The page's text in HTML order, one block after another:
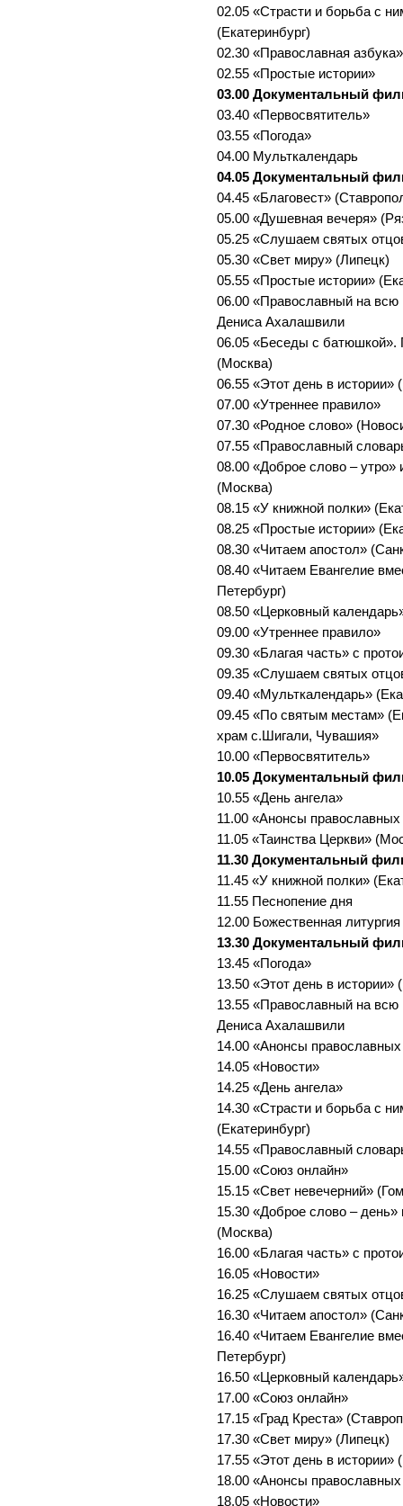
02.05 «Страсти и борьба с
(Екатеринбург)
02.30 «Православная
02.55 «Простые истории»
03.00 Документальный
03.40 «Первосвятитель»
03.55 «Погода»
04.00 Мульткалендарь
04.05 Документальный
04.45 «Благовест»
05.00 «Душевная вечеря»
05.25 «Слушаем святых
05.30 «Свет миру» (Липецк)
05.55 «Простые истории»
06.00 «Православный на всю
Дениса Ахалашвили
06.05 «Беседы с батюшкой».
(Москва)
06.55 «Этот день в истории»
07.00 «Утреннее правило»
07.30 «Родное слово»
07.55 «Православный
08.00 «Доброе слово –
(Москва)
08.15 «У книжной полки»
08.25 «Простые истории»
08.30 «Читаем апостол»
08.40 «Читаем Евангелие
Петербург)
08.50 «Церковный
09.00 «Утреннее правило»
09.30 «Благая часть» с
09.35 «Слушаем святых
09.40 «Мульткалендарь»
09.45 «По святым местам»
храм с.Шигали, Чувашия»
10.00 «Первосвятитель»
10.05 Документальный
10.55 «День ангела»
11.00 «Анонсы
11.05 «Таинства Церкви»
11.30 Документальный
11.45 «У книжной полки»
11.55 Песнопение дня
12.00 Божественная
13.30 Документальный
13.45 «Погода»
13.50 «Этот день в истории»
13.55 «Православный на всю
Дениса Ахалашвили
14.00 «Анонсы
14.05 «Новости»
14.25 «День ангела»
14.30 «Страсти и борьба с
(Екатеринбург)
14.55 «Православный
15.00 «Союз онлайн»
15.15 «Свет невечерний»
15.30 «Доброе слово –
(Москва)
16.00 «Благая часть» с
16.05 «Новости»
16.25 «Слушаем святых
16.30 «Читаем апостол»
16.40 «Читаем Евангелие
Петербург)
16.50 «Церковный
17.00 «Союз онлайн»
17.15 «Град Креста»
17.30 «Свет миру» (Липецк)
17.55 «Этот день в истории»
18.00 «Анонсы
18.05 «Новости»